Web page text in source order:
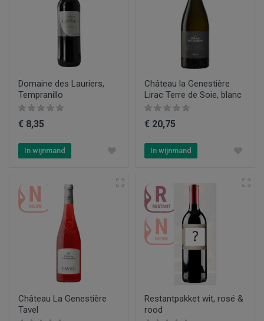
Domaine des Lauriers,
Tempranillo
€ 8,35
In wijnmand
Château la Genestière
Lirac Terre de Soie, blanc
€ 20,75
In wijnmand
Château La Genestière
Tavel
Restantpakket wit, rosé &
rood